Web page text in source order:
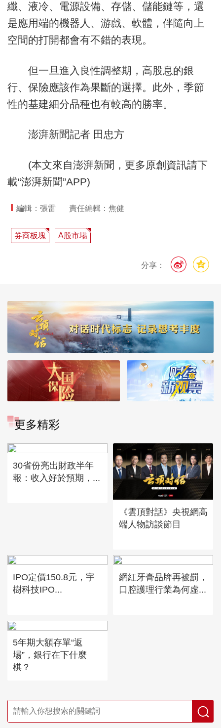
纖、液冷、電源設備、存儲、儲能鏈等，還
是應用端的機器人、游戲、軟體，伴隨向上
空間的打開都會有不錯的表現。
但一旦進入良性調整期，高股息的銀
行、保險應該作為果斷的選擇。此外，季節
性的基建細分品種也有較高的勝率。
澎湃新聞記者 田忠方
(本文來自澎湃新聞，更多原創資訊請下
載“澎湃新聞”APP)
編輯：張雷 責任編輯：焦健
券商板塊 A股市場
分享：
更多精彩
30省份亮出財政半年
報：收入好於預期，...
《雲頂對話》央視網高
端人物訪談節目
IPO定價150.8元，宇
樹科技IPO...
網紅牙膏品牌再被罰，
口腔護理行業為何虛...
5年期大額存單“返
場”，銀行在下什麼
棋？